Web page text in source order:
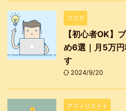
ブログ
【初心者OK】
め6選｜月5万円
す
2024/9/20
アフィリエイト